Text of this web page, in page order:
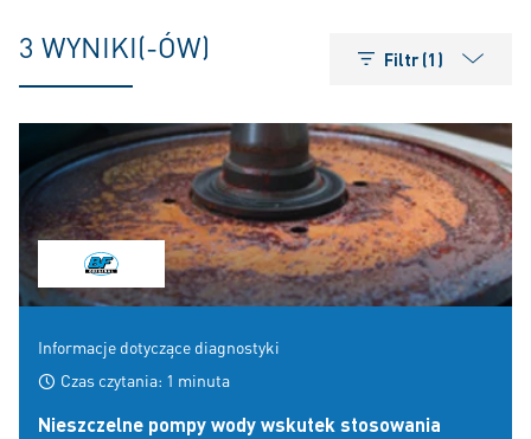
3 WYNIKI(-ÓW) Filtr (1)
Informacje dotyczące diagnostyki
Czas czytania: 1 minuta
Nieszczelne pompy wody wskutek stosowania